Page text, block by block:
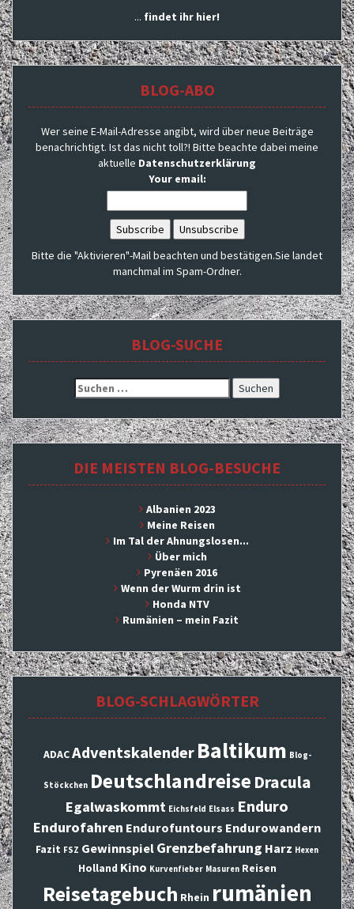
... findet ihr hier!
BLOG-ABO
Wer seine E-Mail-Adresse angibt, wird über neue Beiträge
benachrichtigt. Ist das nicht toll?! Bitte beachte dabei meine
aktuelle Datenschutzerklärung
Your email:
Bitte die "Aktivieren"-Mail beachten und bestätigen.Sie landet
manchmal im Spam-Ordner.
BLOG-SUCHE
Suchen
nach:
DIE MEISTEN BLOG-BESUCHE
Albanien 2023
Meine Reisen
Im Tal der Ahnungslosen...
Über mich
Pyrenäen 2016
Wenn der Wurm drin ist
Honda NTV
Rumänien – mein Fazit
BLOG-SCHLAGWÖRTER
ADACAdventskalender Baltikum Blog-
Stöckchen Deutschlandreise Dracula
Egalwaskommt Eichsfeld Elsass Enduro
Endurofahren Endurofuntours Endurowandern
Fazit FSZ Gewinnspiel Grenzbefahrung Harz Hexen
Holland Kino Kurvenfieber Masuren Reisen
Reisetagebuch Rhein rumänien